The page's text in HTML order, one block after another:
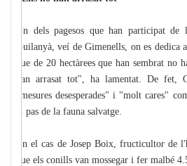
Un dels pagesos que han participat
Guilanyà, veí de Gimenells, on es dedica
que de 20 hectàrees que han sembrat
han arrasat tot", ha lamentat. De fet,
"mesures desesperades" i "molt cares"
el pas de la fauna salvatge.
En el cas de Josep Boix, fructicultor de
que els conills van mossegar i fer malbé